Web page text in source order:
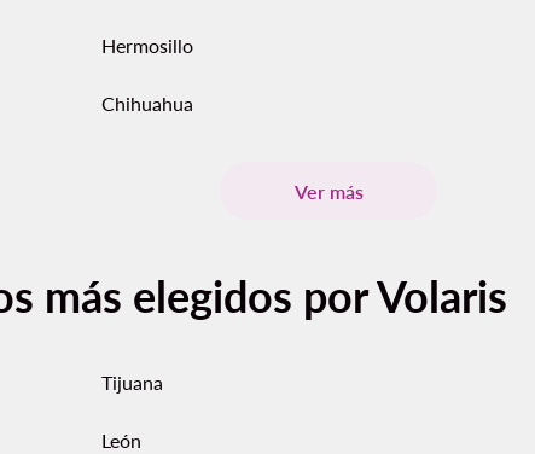
Hermosillo
Chihuahua
Ver más
más elegidos por Volaris
Tijuana
León